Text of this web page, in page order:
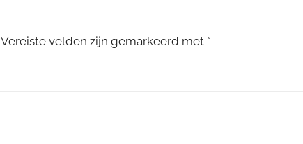
Vereiste velden zijn gemarkeerd met *